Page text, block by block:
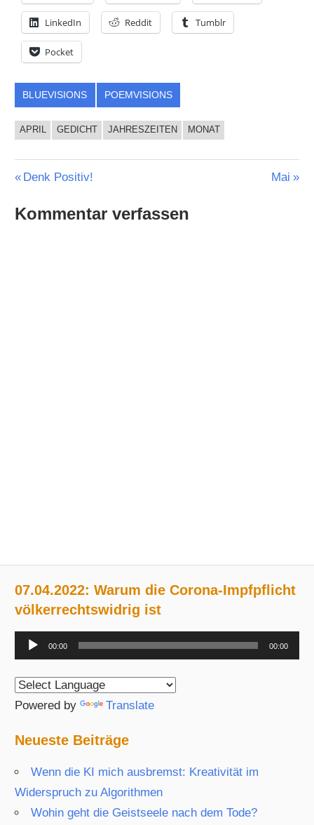
LinkedIn Reddit Tumblr
Pocket
BLUEVISIONS POEMVISIONS
APRIL GEDICHT JAHRESZEITEN MONAT
Beitragsnavigation
Vorheriger
Denk Positiv! Mai
Kommentar verfassen
07.04.2022: Warum die Corona-Impfpflicht
völkerrechtswidrig ist
Audio-
Player
00:00 00:00
Powered by Translate
Neueste Beiträge
Wenn die KI mich ausbremst: Kreativität im
Widerspruch zu Algorithmen
Wohin geht die Geistseele nach dem Tode?